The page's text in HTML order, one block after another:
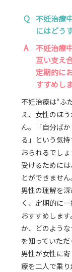
Q 不妊治療
にはどう
A
不妊治療
互い支え
定期的に
すすめし
不妊治療は“ふ
え、女性のほ
ん。「自分ば
る」という気
おられるでし
受けるために
とができません
男性の理解を
く、定期的に
おすすめしま
か、どのよう
を知っていただ
男性が女性に
療を二人で乗り